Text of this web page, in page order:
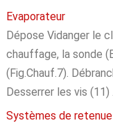
Evaporateur
Dépose Vidanger le
chauffage, la sonde
(Fig.Chauf.7).
Desserrer les vis (11) ...
Systèmes de